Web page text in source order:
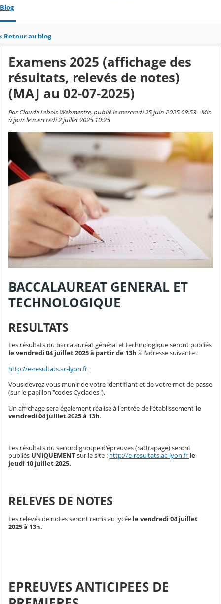
Blog
‹ Retour au blog
Examens 2025 (affichage des
résultats, relevés de notes)
(MAJ au 02-07-2025)
Par Claude Lebois Webmestre, publié le mercredi 25 juin 2025 08:53 - Mis
à jour le mercredi 2 juillet 2025 10:25
BACCALAUREAT GENERAL ET
TECHNOLOGIQUE
RESULTATS
Les résultats du baccalauréat général et technologique seront publiés
le vendredi 04 juillet 2025 à partir de 13h à l'adresse suivante :
http://e-resultats.ac-lyon.fr
Vous devrez vous munir de votre identifiant et de votre mot de passe
(sur le papillon "codes Cyclades").
Un affichage sera également réalisé à l'entrée de l'établissement le
vendredi 04 juillet 2025 à 13h.
Les résultats du second groupe d'épreuves (rattrapage) seront
publiés UNIQUEMENTsur le site : http://e-resultats.ac-lyon.fr le
jeudi 10 juillet 2025.
RELEVES DE NOTES
Les relevés de notes seront remisau lycée le vendredi 04 juillet
2025 à 13h.
EPREUVES ANTICIPEES DE